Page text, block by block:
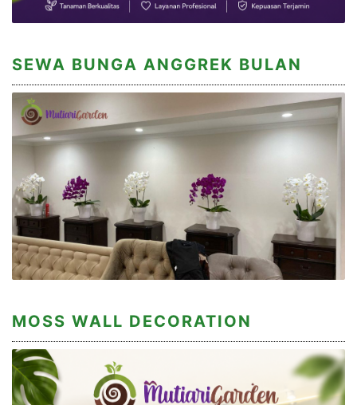
SEWA BUNGA ANGGREK BULAN
MOSS WALL DECORATION